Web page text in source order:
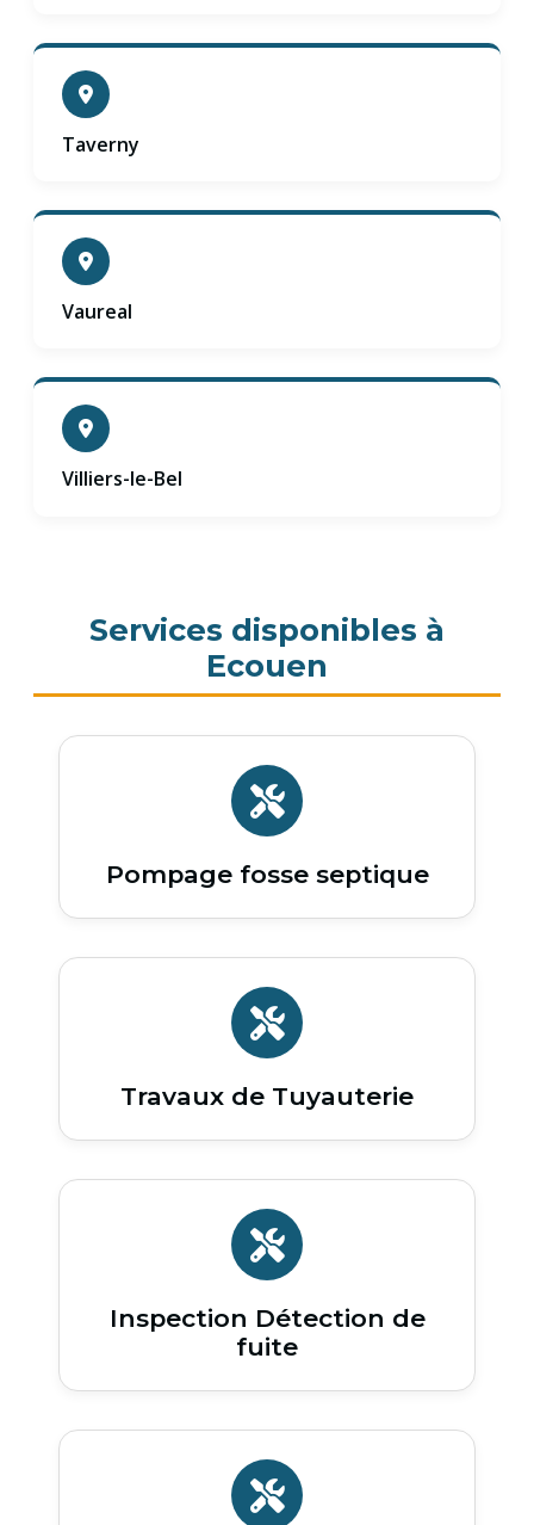
Taverny
Vaureal
Villiers-le-Bel
Services disponibles à
Ecouen
Pompage fosse septique
Travaux de Tuyauterie
Inspection Détection de
fuite